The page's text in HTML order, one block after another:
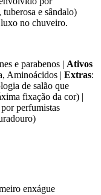
e sândalo)
no chuveiro.
e parabenos | Ativos
Aminoácidos | Extras:
de salão que
fixação da cor) |
perfumistas
enxágue